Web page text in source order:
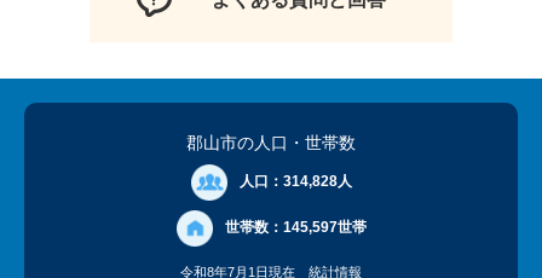
郡山市の人口 ・世帯数
人口： 314,828人
世帯数： 145,597世帯
令和8年7月1日現在 統計情報